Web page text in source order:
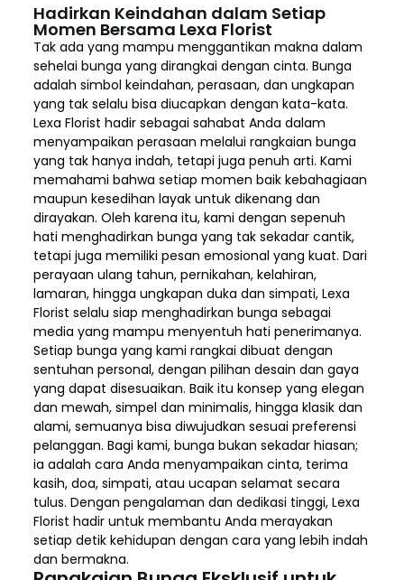
Hadirkan Keindahan dalam Setiap
Momen Bersama Lexa Florist
Tak ada yang mampu menggantikan makna dalam
sehelai bunga yang dirangkai dengan cinta. Bunga
adalah simbol keindahan, perasaan, dan ungkapan
yang tak selalu bisa diucapkan dengan kata-kata.
Lexa Florist hadir sebagai sahabat Anda dalam
menyampaikan perasaan melalui rangkaian bunga
yang tak hanya indah, tetapi juga penuh arti. Kami
memahami bahwa setiap momen baik kebahagiaan
maupun kesedihan layak untuk dikenang dan
dirayakan. Oleh karena itu, kami dengan sepenuh
hati menghadirkan bunga yang tak sekadar cantik,
tetapi juga memiliki pesan emosional yang kuat. Dari
perayaan ulang tahun, pernikahan, kelahiran,
lamaran, hingga ungkapan duka dan simpati, Lexa
Florist selalu siap menghadirkan bunga sebagai
media yang mampu menyentuh hati penerimanya.
Setiap bunga yang kami rangkai dibuat dengan
sentuhan personal, dengan pilihan desain dan gaya
yang dapat disesuaikan. Baik itu konsep yang elegan
dan mewah, simpel dan minimalis, hingga klasik dan
alami, semuanya bisa diwujudkan sesuai preferensi
pelanggan. Bagi kami, bunga bukan sekadar hiasan;
ia adalah cara Anda menyampaikan cinta, terima
kasih, doa, simpati, atau ucapan selamat secara
tulus. Dengan pengalaman dan dedikasi tinggi, Lexa
Florist hadir untuk membantu Anda merayakan
setiap detik kehidupan dengan cara yang lebih indah
dan bermakna.